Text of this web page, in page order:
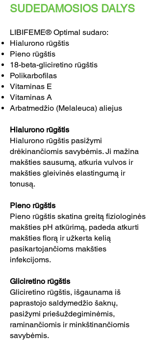
SUDEDAMOSIOS DALYS
LIBIFEME® Optimal sudaro:
Hialurono rūgštis
Pieno rūgštis
18-beta-gliciretino rūgštis
Polikarbofilas
Vitaminas E
Vitaminas A
Arbatmedžio (Melaleuca) aliejus
Hialurono rūgštis
Hialurono rūgštis pasižymi
drėkinančiomis savybėmis. Ji mažina
makšties sausumą, atkuria vulvos ir
makšties gleivinės elastingumą ir
tonusą.
Pieno rūgštis
Pieno rūgštis skatina greitą fiziologinės
makšties pH atkūrimą, padeda atkurti
makšties florą ir užkerta kelią
pasikartojančioms makšties
infekcijoms.
Gliciretino rūgštis
Gliciretino rūgštis, išgaunama iš
paprastojo saldymedžio šaknų,
pasižymi priešuždegiminėmis,
raminančiomis ir minkštinančiomis
savybėmis.